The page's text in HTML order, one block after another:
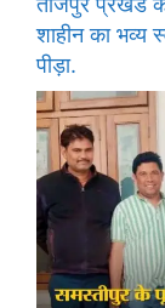
शाहीन का भव्य
पीड़ा.